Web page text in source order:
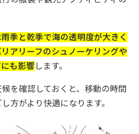
チップ
アクティビティ
クティビティ
光
旅行でのグルメ体験
メスポット
季と乾季で海の透明度が大きく
アリーフのシュノーケリングや
も影響 します。
を確認しておくと、移動の時間
方がより快適になります。